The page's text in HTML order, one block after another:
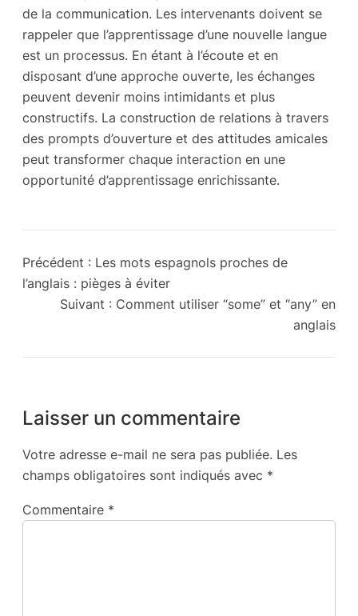
de la communication. Les intervenants doivent se
rappeler que l’apprentissage d’une nouvelle langue
est un processus. En étant à l’écoute et en
disposant d’une approche ouverte, les échanges
peuvent devenir moins intimidants et plus
constructifs. La construction de relations à travers
des prompts d’ouverture et des attitudes amicales
peut transformer chaque interaction en une
opportunité d’apprentissage enrichissante.
Précédent : Les mots espagnols proches de
l’anglais : pièges à éviter
Suivant : Comment utiliser “some” et “any” en
anglais
Laisser un commentaire
Votre adresse e-mail ne sera pas publiée. Les
champs obligatoires sont indiqués avec *
Commentaire *